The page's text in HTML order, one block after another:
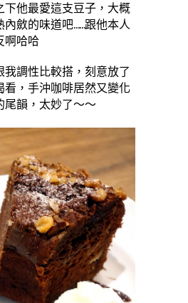
下他最愛這支豆子，大概
內斂的味道吧……跟他本人
啊哈哈
我調性比較搭，刻意放了
， 手沖咖啡居然又變化
尾韻，太妙了～～